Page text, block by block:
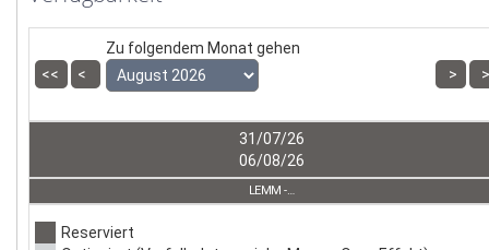
Zu folgendem Monat gehen
31/07/26
06/08/26
LEMM - LEMM
Reserviert